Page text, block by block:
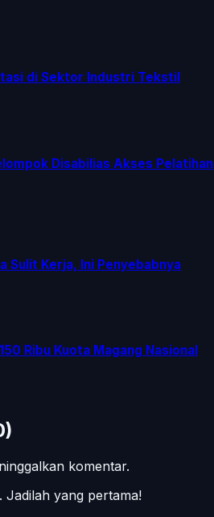
di Sektor Industri Tekstil
Disabilias Akses Pelatihan
Sulit Kerja, Ini Penyebabnya
Ribu Kuota Magang Nasional
)
komentar.
Jadilah yang pertama!